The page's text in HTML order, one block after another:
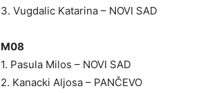
3. Vugdalic Katarina – NOVI SAD
M08
1. Pasula Milos – NOVI SAD
2. Kanacki Aljosa – PANČEVO